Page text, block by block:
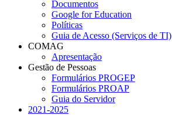
Documentos
Google for Education
Políticas
Guia de Acesso (Serviços de TI)
COMAG
Apresentação
Gestão de Pessoas
Formulários PROGEP
Formulários PROAP
Guia do Servidor
2021-2025